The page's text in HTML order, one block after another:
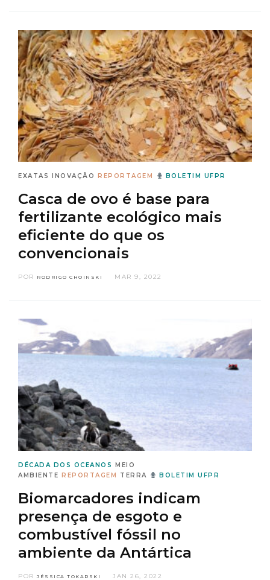
EXATAS INOVAÇÃO REPORTAGEM BOLETIM UFPR
Casca de ovo é base para
fertilizante ecológico mais
eficiente do que os
convencionais
POR RODRIGO CHOINSKI MAR 9, 2022
DÉCADA DOS OCEANOS MEIO
AMBIENTE REPORTAGEM TERRA BOLETIM UFPR
Biomarcadores indicam
presença de esgoto e
combustível fóssil no
ambiente da Antártica
POR JÉSSICA TOKARSKI JAN 26, 2022